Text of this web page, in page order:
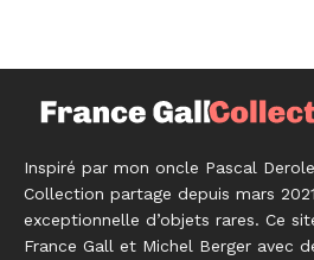
Inspiré par mon oncle Pascal
Collection partage depuis mars
exceptionnelle d’objets rares. Ce
France Gall et Michel Berger avec